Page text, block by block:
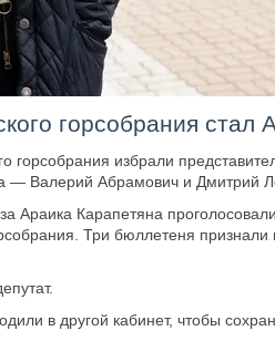
горсобрания стал
горсобрания избрали
— Валерий Абрамович и Дмитрий
Араика Карапетяна
Три бюллетеня
в другой кабинет, чтобы